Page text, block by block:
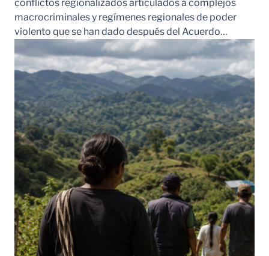
conflictos regionalizados articulados a complejos
macrocriminales y regímenes regionales de poder
violento que se han dado después del Acuerdo…